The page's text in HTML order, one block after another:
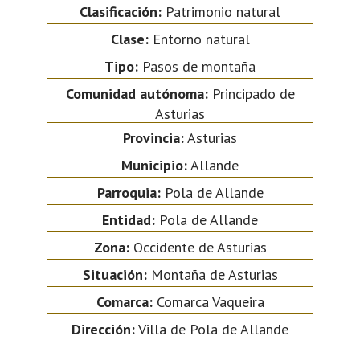
Clasificación: Patrimonio natural
Clase:Entorno natural
Tipo: Pasos de montaña
Comunidad autónoma:Principado de
Asturias
Provincia:Asturias
Municipio:Allande
Parroquia:Pola de Allande
Entidad: Pola de Allande
Zona:Occidente de Asturias
Situación:Montaña de Asturias
Comarca:Comarca Vaqueira
Dirección:Villa de Pola de Allande